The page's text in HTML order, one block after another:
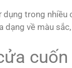
trong
về màu